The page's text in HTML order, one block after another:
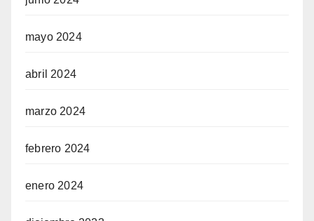
mayo 2024
abril 2024
marzo 2024
febrero 2024
enero 2024